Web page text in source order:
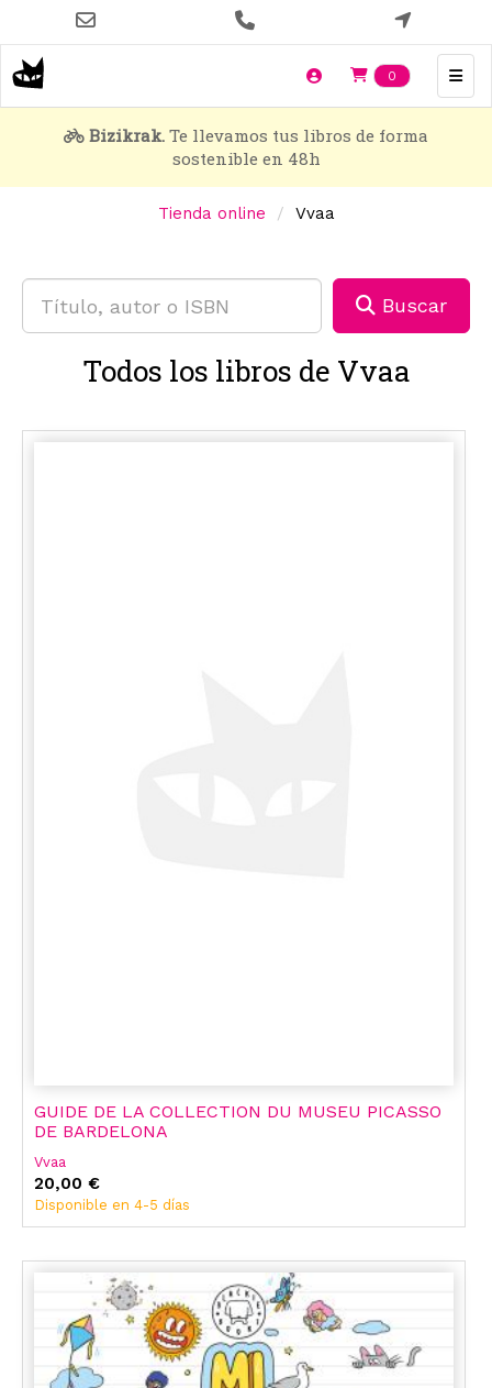
contenido
principal
0 Items en
Bizikrak. Te llevamos tus libros de forma
sostenible en 48h
Tienda online Vvaa
Buscar
Todos los libros de Vvaa
GUIDE DE LA COLLECTION DU MUSEU PICASSO
DE BARDELONA
Vvaa
20,00 €
Disponible en 4-5 días